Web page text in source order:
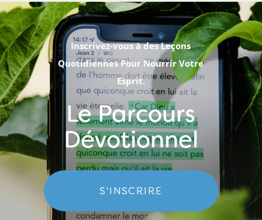
Inscrivez-vous à des Leçons
Quotidiennes Pour Nourrir Votre
Esprit.
Le Parcours
Dévotionnel
S'INSCRIRE